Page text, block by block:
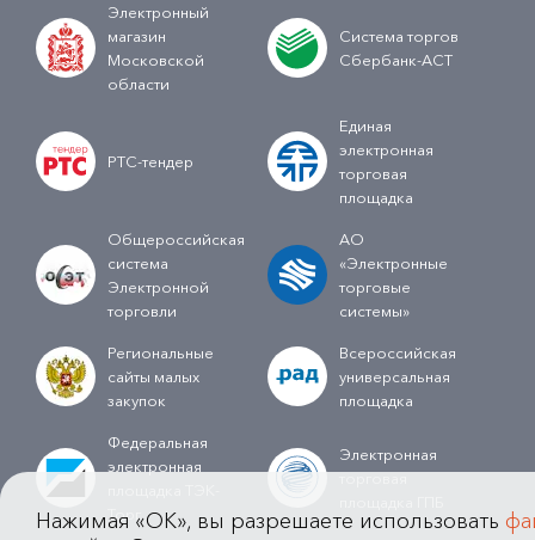
Электронный
магазин
Московской
области
Система торгов
Сбербанк-АСТ
РТС-тендер
Единая
электронная
торговая
площадка
Общероссийская
система
Электронной
торговли
АО
«Электронные
торговые
системы»
Региональные
сайты малых
закупок
Всероссийская
универсальная
площадка
Федеральная
электронная
Торг
Электронная
торговая
Нажимая «OK», вы разрешаете использовать